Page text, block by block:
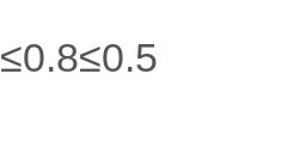
≤0.8≤0.5